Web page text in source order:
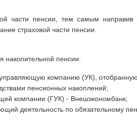
части пенсии, тем самым направив
страховой части пенсии.
накопительной пенсии:
компанию (УК), отобранную
пенсионных накоплений;
компании (ГУК) - Внешэкономбанк;
деятельность по обязательному